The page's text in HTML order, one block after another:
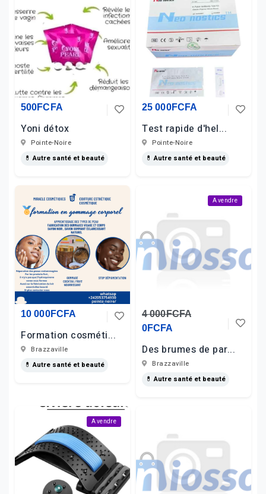
500FCFA
Yoni détox
Pointe-Noire
💊 Autre santé et beauté
25 000FCFA
Test rapide d'hel...
Pointe-Noire
💊 Autre santé et beauté
10 000FCFA
Formation cosméti...
Brazzaville
💊 Autre santé et beauté
A vendre
4 000FCFA
0FCFA
Des brumes de par...
Brazzaville
💊 Autre santé et beauté
A vendre